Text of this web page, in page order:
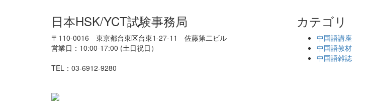
日本HSK/YCT試験事務局
〒110-0016 東京都台東区台東1-27-11 佐藤第二ビル
営業日：10:00-17:00 (土日祝日）
TEL：03-6912-9280
カテゴリ
中国語講座
中国語教材
中国語雑誌